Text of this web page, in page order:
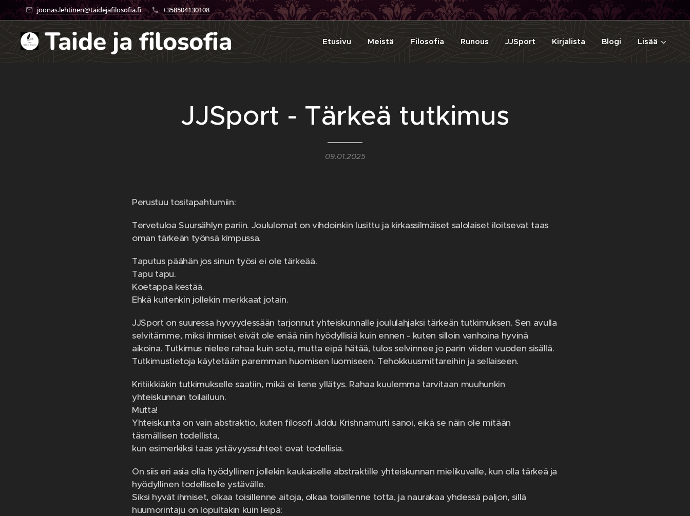
joonas.lehtinen@taidejafilosofia.fi +358504130108
Taide ja filosofia
Etusivu Meistä Filosofia Runous JJSport Kirjalista Blogi Lisää
JJSport - Tärkeä tutkimus
09.01.2025
Perustuu tositapahtumiin:
Tervetuloa Suursählyn pariin. Joululomat on vihdoinkin lusittu ja kirkassilmäiset salolaiset iloitsevat taas
oman tärkeän työnsä kimpussa.
Taputus päähän jos sinun työsi ei ole tärkeää.
Tapu tapu.
Koetappa kestää.
Ehkä kuitenkin jollekin merkkaat jotain.
JJSport on suuressa hyvyydessään tarjonnut yhteiskunnalle joululahjaksi tärkeän tutkimuksen. Sen avulla
selvitämme, miksi ihmiset eivät ole enää niin hyödyllisiä kuin ennen - kuten silloin vanhoina hyvinä
aikoina. Tutkimus nielee rahaa kuin sota, mutta eipä hätää, tulos selvinnee jo parin viiden vuoden sisällä.
Tutkimustietoja käytetään paremman huomisen luomiseen. Tehokkuusmittareihin ja sellaiseen.
Kritiikkiäkin tutkimukselle saatiin, mikä ei liene yllätys. Rahaa kuulemma tarvitaan muuhunkin
yhteiskunnan toilailuun.
Mutta!
Yhteiskunta on vain abstraktio, kuten filosofi Jiddu Krishnamurti sanoi, eikä se näin ole mitään
täsmällisen todellista,
kun esimerkiksi taas ystävyyssuhteet ovat todellisia.
On siis eri asia olla hyödyllinen jollekin kaukaiselle abstraktille yhteiskunnan mielikuvalle, kun olla tärkeä ja
hyödyllinen todelliselle ystävälle.
Siksi hyvät ihmiset, olkaa toisillenne aitoja, olkaa toisillenne totta, ja naurakaa yhdessä paljon, sillä
huumorintaju on lopultakin kuin leipä: